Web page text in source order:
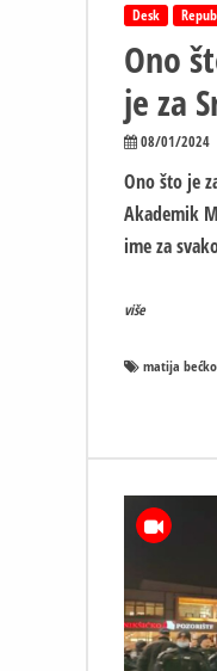
Desk
Ono
je za
08/01/2024
Ono što je
Akademik
ime za
više
matija